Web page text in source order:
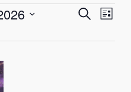
Suche
SucheListe